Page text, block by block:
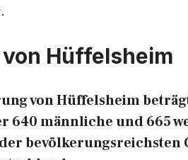
Hüffelsheim
von Hüffelsheim
640 männliche und 665
bevölkerungsreichsten